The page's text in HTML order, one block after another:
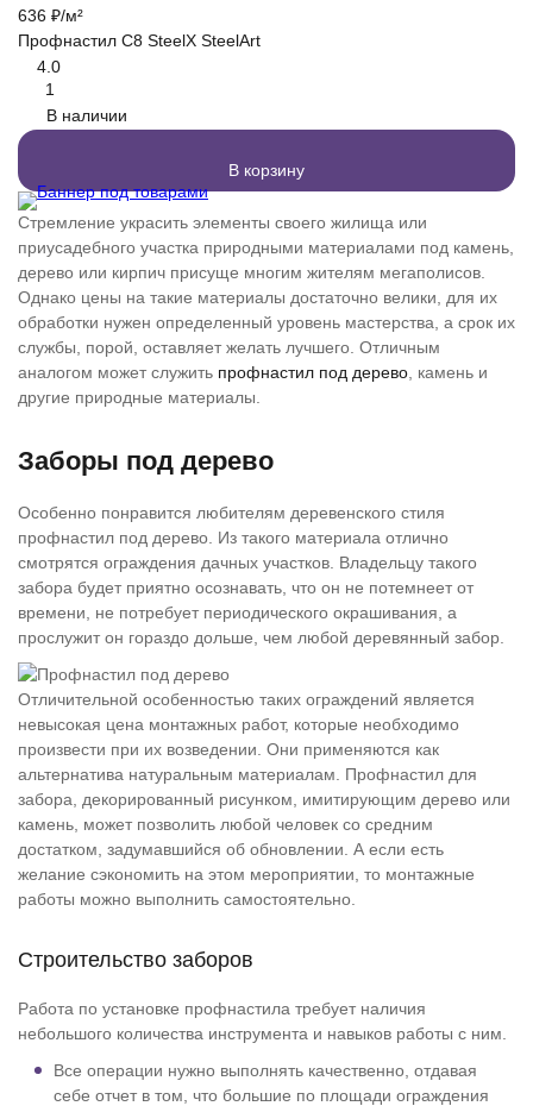
636 ₽/м²
Профнастил C8 SteelX SteelArt
4.0
1
В наличии
В корзину
Стремление украсить элементы своего жилища или
приусадебного участка природными материалами под камень,
дерево или кирпич присуще многим жителям мегаполисов.
Однако цены на такие материалы достаточно велики, для их
обработки нужен определенный уровень мастерства, а срок их
службы, порой, оставляет желать лучшего. Отличным
аналогом может служить профнастил под дерево , камень и
другие природные материалы.
Заборы под дерево
Особенно понравится любителям деревенского стиля
профнастил под дерево. Из такого материала отлично
смотрятся ограждения дачных участков. Владельцу такого
забора будет приятно осознавать, что он не потемнеет от
времени, не потребует периодического окрашивания, а
прослужит он гораздо дольше, чем любой деревянный забор.
Отличительной особенностью таких ограждений является
невысокая цена монтажных работ, которые необходимо
произвести при их возведении. Они применяются как
альтернатива натуральным материалам. Профнастил для
забора, декорированный рисунком, имитирующим дерево или
камень, может позволить любой человек со средним
достатком, задумавшийся об обновлении. А если есть
желание сэкономить на этом мероприятии, то монтажные
работы можно выполнить самостоятельно.
Строительство заборов
Работа по установке профнастила требует наличия
небольшого количества инструмента и навыков работы с ним.
Все операции нужно выполнять качественно, отдавая
себе отчет в том, что большие по площади ограждения